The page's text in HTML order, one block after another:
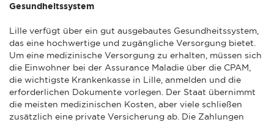
Gesundheitssystem
Lille verfügt über ein gut ausgebautes Gesundheitssystem,
das eine hochwertige und zugängliche Versorgung bietet.
Um eine medizinische Versorgung zu erhalten, müssen sich
die Einwohner bei der Assurance Maladie über die CPAM,
die wichtigste Krankenkasse in Lille, anmelden und die
erforderlichen Dokumente vorlegen. Der Staat übernimmt
die meisten medizinischen Kosten, aber viele schließen
zusätzlich eine private Versicherung ab. Die Zahlungen